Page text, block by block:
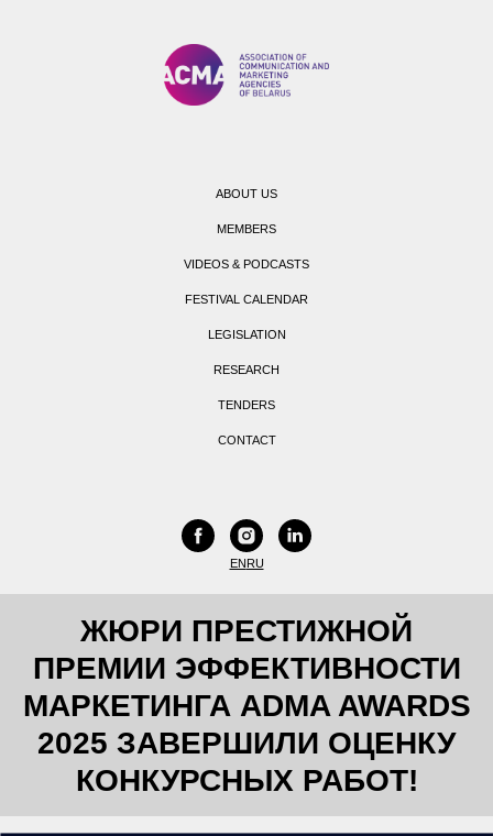
ABOUT US
MEMBERS
VIDEOS & PODCASTS
FESTIVAL CALENDAR
LEGISLATION
RESEARCH
TENDERS
CONTACT
ENRU
ЖЮРИ ПРЕСТИЖНОЙ
ПРЕМИИ ЭФФЕКТИВНОСТИ
МАРКЕТИНГА ADMA AWARDS
2025 ЗАВЕРШИЛИ ОЦЕНКУ
КОНКУРСНЫХ РАБОТ!